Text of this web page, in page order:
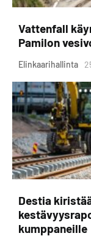
Vattenfall
Pamilon
Elinkaarihallinta
Destia
kumppaneille